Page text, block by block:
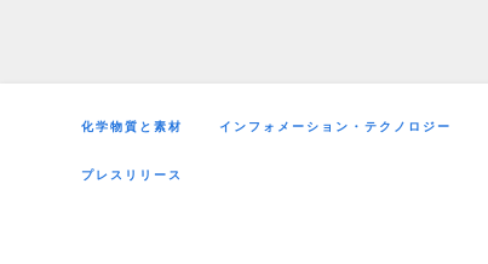
化学物質と素材 インフォメーション・テクノロジー
プレスリリース